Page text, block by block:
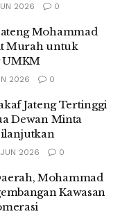
2026 0
Mohammad
Murah untuk
UMKM
2026 0
Jateng Tertinggi
Dewan Minta
2026 0
Mohammad
Kawasan